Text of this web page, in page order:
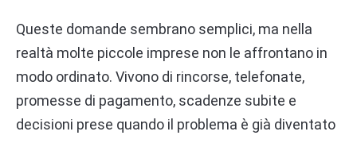
Queste domande sembrano semplici, ma nella
realtà molte piccole imprese non le affrontano in
modo ordinato. Vivono di rincorse, telefonate,
promesse di pagamento, scadenze subite e
decisioni prese quando il problema è già diventato